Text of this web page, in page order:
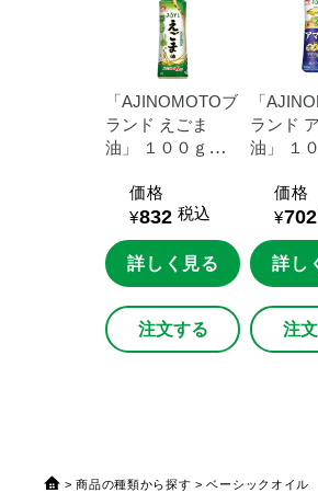
「AJINOMOTOブ
ランド えごま
油」
１００ｇ鮮
価格
¥832 税込
詳しく見る
注文する
「
ランド
油」
１
価格
¥702
詳し
注
商品の種類から探す
ベーシックオイル